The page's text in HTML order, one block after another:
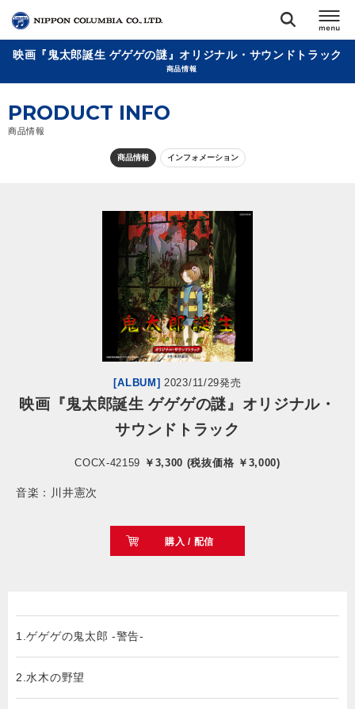
閉じる
TOP
リリース
映画『鬼太郎誕生 ゲゲゲの謎』オリジナル・サウンドトラック
商品情報
PRODUCT INFO
商品情報
商品情報 インフォメーション
[ALBUM] 2023/11/29発売
映画『鬼太郎誕生 ゲゲゲの謎』オリジナル・
サウンドトラック
COCX-42159 ￥3,300 (税抜価格 ￥3,000)
音楽：川井憲次
購入 / 配信
1.ゲゲゲの鬼太郎 -警告-
2.水木の野望